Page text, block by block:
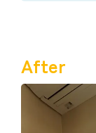
After